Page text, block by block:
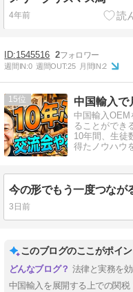
4年前
1545516 2
週間IN:0 週間OUT:25 月間IN:2
15
中国輸入OEM
ることができ
10年間、生徒
得たノウハウ
3日前
このブログのここがポイ
法律と実務を
中国輸入を展開する上での関